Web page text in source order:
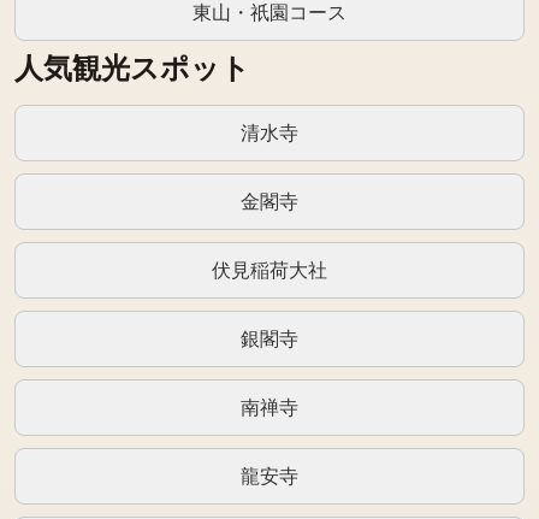
東山・祇園コース
人気観光スポット
清水寺
金閣寺
伏見稲荷大社
銀閣寺
南禅寺
龍安寺